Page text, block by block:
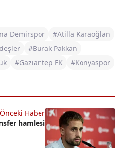
Demirspor
#Atilla Karaoğlan
#Burak Pakkan
#Gaziantep FK
#Konyaspor
Önceki Haber
hamlesi